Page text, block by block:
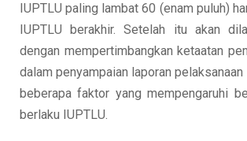
IUPTLU paling lambat 60 (enam puluh)
IUPTLU berakhir. Setelah itu akan
dengan mempertimbangkan ketaatan
dalam penyampaian laporan
beberapa faktor yang mempengaruhi
berlaku IUPTLU.